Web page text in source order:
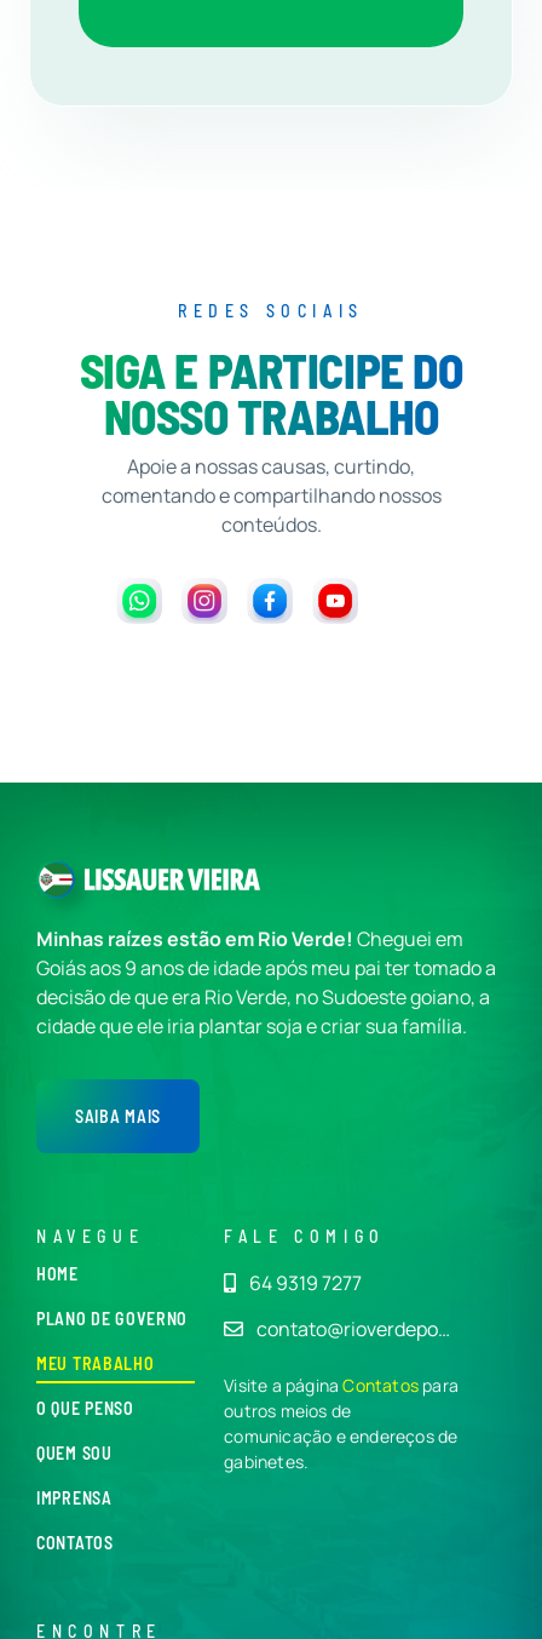
REDES SOCIAIS
SIGA E PARTICIPE DO
NOSSO TRABALHO
Apoie a nossas causas, curtindo,
comentando e compartilhando nossos
conteúdos.
Minhas raízes estão em Rio Verde! Cheguei em
Goiás aos 9 anos de idade após meu pai ter tomado a
decisão de que era Rio Verde, no Sudoeste goiano, a
cidade que ele iria plantar soja e criar sua família.
SAIBA MAIS
NAVEGUE
HOME
PLANO DE GOVERNO
MEU TRABALHO
O QUE PENSO
QUEM SOU
IMPRENSA
CONTATOS
FALE COMIGO
64 9319 7277
contato@rioverdepo…
Visite a páginaContatos para
outros meios de
comunicação e endereços de
gabinetes.
ENCONTRE